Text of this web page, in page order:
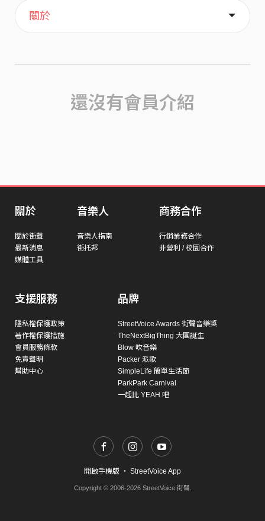
主頁
歌單
喜歡
關於
還沒有會員介紹
關於
關於街聲
最新消息
媒體工具
音樂人
音樂人指南
街托邦
商務合作
行銷業務合作
非營利 / 校園合作
支援服務
隱私權保護政策
著作權保護措施
會員服務條款
免責聲明
幫助中心
品牌
StreetVoice Awards 街聲音樂獎
TheNextBigThing 大團誕生
Blow 吹音樂
Packer 派歌
SimpleLife 簡單生活節
ParkPark Carnival
一起比 YEAH 吧
開啟手機版 ・ StreetVoice App
Copyright © 2006-2026 StreetVoice 街聲.